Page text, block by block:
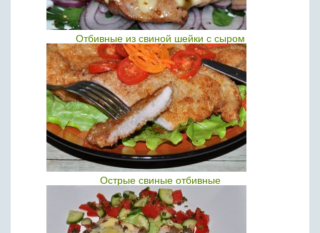
Отбивные из свиной шейки с сыром
Острые свиные отбивные